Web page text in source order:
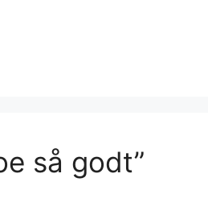
så godt”